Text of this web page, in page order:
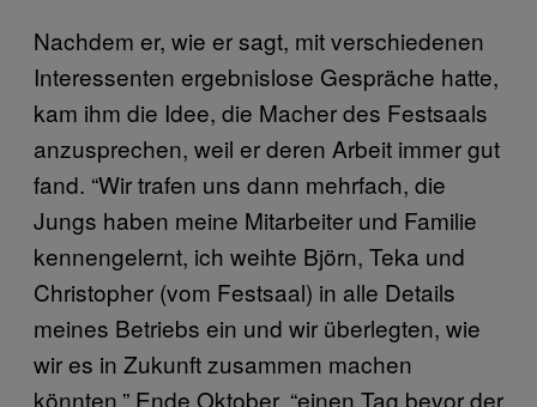
Nachdem er, wie er sagt, mit verschiedenen
Interessenten ergebnislose Gespräche hatte,
kam ihm die Idee, die Macher des Festsaals
anzusprechen, weil er deren Arbeit immer gut
fand. “Wir trafen uns dann mehrfach, die
Jungs haben meine Mitarbeiter und Familie
kennengelernt, ich weihte Björn, Teka und
Christopher (vom Festsaal) in alle Details
meines Betriebs ein und wir überlegten, wie
wir es in Zukunft zusammen machen
könnten.” Ende Oktober, “einen Tag bevor der